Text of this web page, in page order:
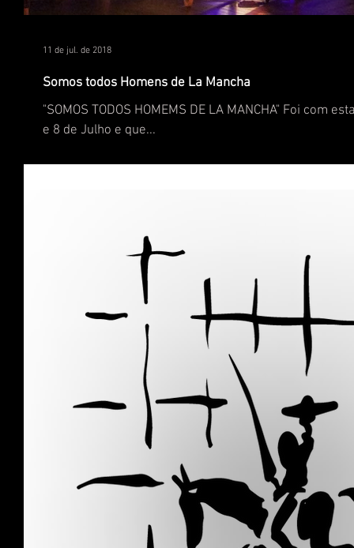
Somos todos Homens de La Mancha
"SOMOS TODOS HOMEMS DE LA MANCHA" Foi
e 8 de Julho e que...
11 de jul. de 2018